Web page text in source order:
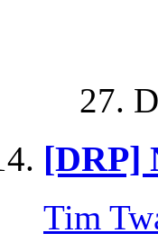
27.
[DRP]
Tim